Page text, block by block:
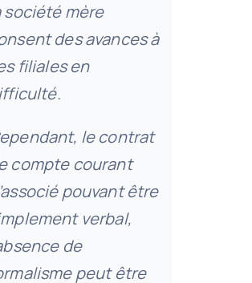
société mère
des avances à
filiales en
le contrat
compte courant
pouvant être
verbal,
de
peut être